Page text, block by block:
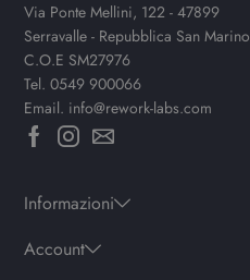
Via Ponte Mellini, 122 - 47899
Serravalle - Repubblica San Marino
C.O.E SM27976
Tel.0549 900066
Email. info@rework-labs.com
Informazioni
Account